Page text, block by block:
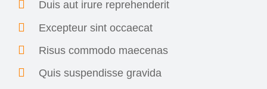
Duis aut irure reprehenderit
Excepteur sint occaecat
Risus commodo maecenas
Quis suspendisse gravida